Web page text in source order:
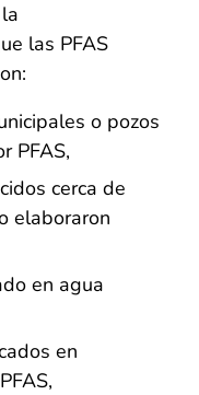
las PFAS
o pozos
PFAS,
cerca de
elaboraron
en agua
en